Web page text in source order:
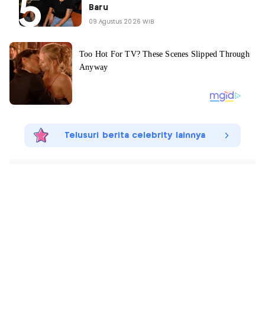
Baru
09 Agustus 2026 WIB
Telusuri berita celebrity lainnya